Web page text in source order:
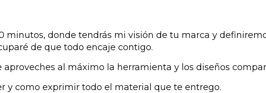
minutos, donde tendrás mi visión de tu marca y
de que todo encaje contigo.
aproveches al máximo la herramienta y los diseños
y como exprimir todo el material que te entrego.